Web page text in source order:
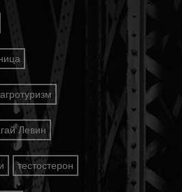
агротуризм
Левин
тестостерон